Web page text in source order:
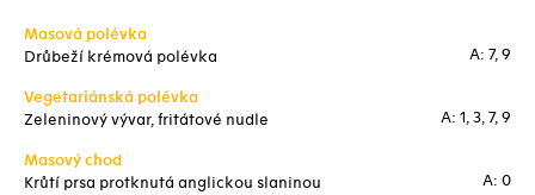
Masová polévka
Drůbeží krémová polévka
A: 7, 9
Vegetariánská polévka
Zeleninový vývar, fritátové nudle
A: 1, 3, 7, 9
Masový chod
Krůtí prsa protknutá anglickou slaninou
A: 0